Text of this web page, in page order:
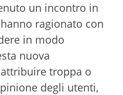
un incontro in
ragionato con
in modo
nuova
troppa o
degli utenti,